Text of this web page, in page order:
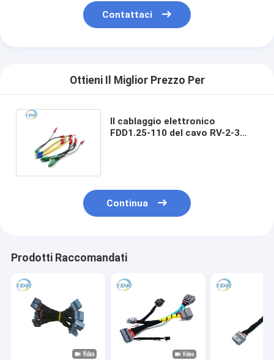
Contattaci
Ottieni Il Miglior Prezzo Per
Il cablaggio elettronico
FDD1.25-110 del cavo RV-2-3
Continua
Prodotti Raccomandati